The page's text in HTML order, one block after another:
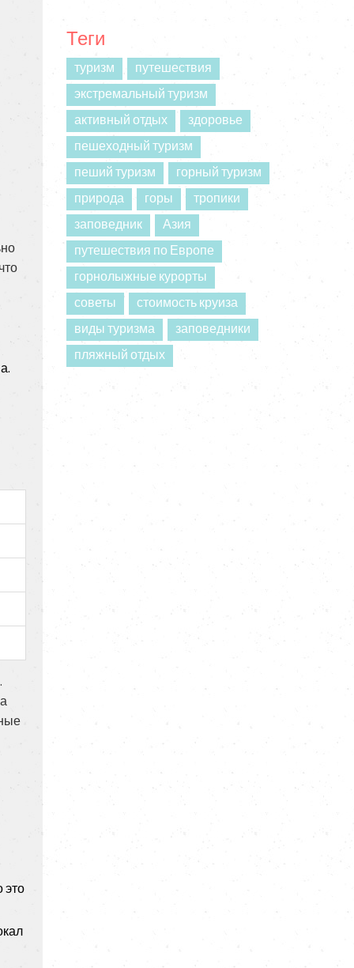
это
Теги
туризм
путешествия
экстремальный туризм
активный отдых
здоровье
пешеходный туризм
пеший туризм
горный туризм
природа
горы
тропики
заповедник
Азия
путешествия по Европе
горнолыжные курорты
советы
стоимость круиза
виды туризма
заповедники
пляжный отдых